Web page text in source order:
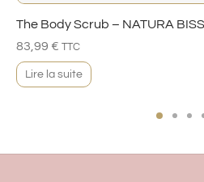
The Body Scrub – NATURA
83,99 € TTC
Lire la suite